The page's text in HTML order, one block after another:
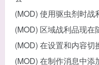
(MOD) 使用驱虫剂时战
(MOD) 区域战利品现在
(MOD) 在设置和内容切
(MOD) 在制作消息中添